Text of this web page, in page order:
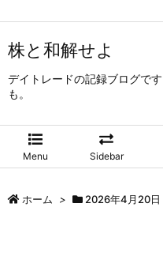
株と和解せよ
デイトレードの記録ブログで
も。
Menu Sidebar
ホーム > 2026年4月20日